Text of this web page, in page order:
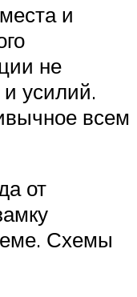
и
не
усилий.
всем
от
Схемы